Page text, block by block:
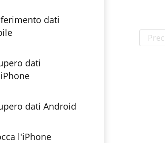
dati
dati
dati Android
l'iPhone
Prec